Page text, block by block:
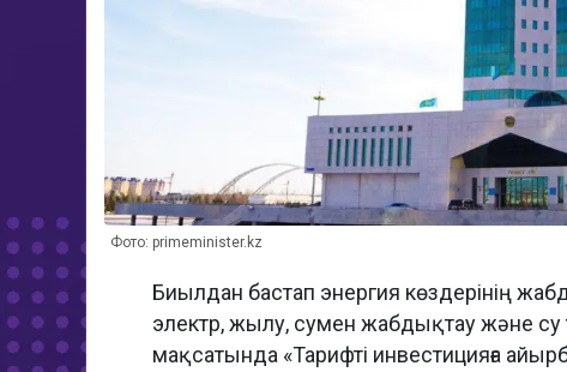
Фото: primeminister.kz
Биылдан бастап энергия көздерінің
электр, жылу, сумен жабдықтау және су
мақсатында «Тарифті инвестицияға